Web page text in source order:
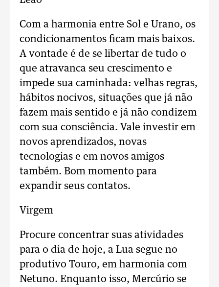
Com a harmonia entre Sol e Urano, os
condicionamentos ficam mais baixos.
A vontade é de se libertar de tudo o
que atravanca seu crescimento e
impede sua caminhada: velhas regras,
hábitos nocivos, situações que já não
fazem mais sentido e já não condizem
com sua consciência. Vale investir em
novos aprendizados, novas
tecnologias e em novos amigos
também. Bom momento para
expandir seus contatos.
Virgem
Procure concentrar suas atividades
para o dia de hoje, a Lua segue no
produtivo Touro, em harmonia com
Netuno. Enquanto isso, Mercúrio se